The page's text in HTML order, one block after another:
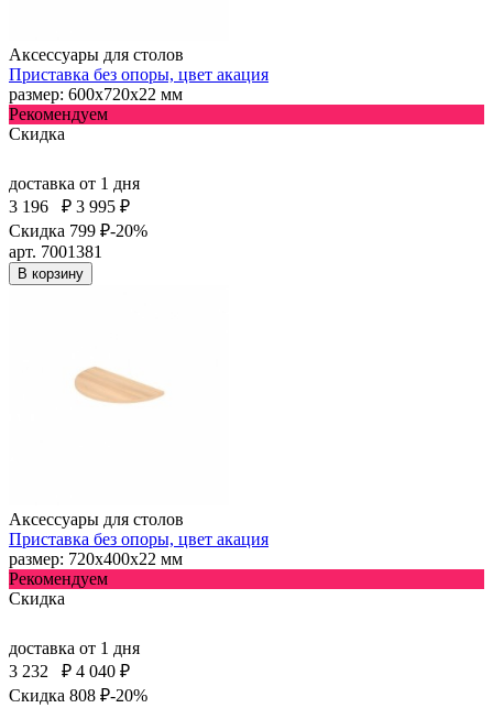
Аксессуары для столов
Приставка без опоры, цвет акация
размер: 600х720х22 мм
Рекомендуем
Скидка
доставка от 1 дня
3 196
₽ 3 995 ₽
Скидка 799 ₽-20%
арт. 7001381
В корзину
Аксессуары для столов
Приставка без опоры, цвет акация
размер: 720х400х22 мм
Рекомендуем
Скидка
доставка от 1 дня
3 232
₽ 4 040 ₽
Скидка 808 ₽-20%